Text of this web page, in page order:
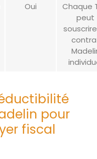
Oui
Chaque
peut
pour
fiscal